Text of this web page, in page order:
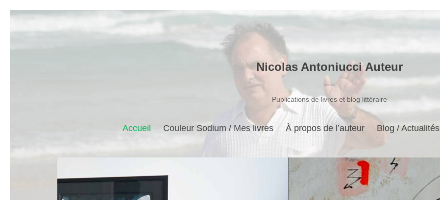
Nicolas Antoniucci Auteur
Publications de livres et blog littéraire
Accueil Couleur Sodium / Mes livres À propos de l’auteur Blog / Actualités